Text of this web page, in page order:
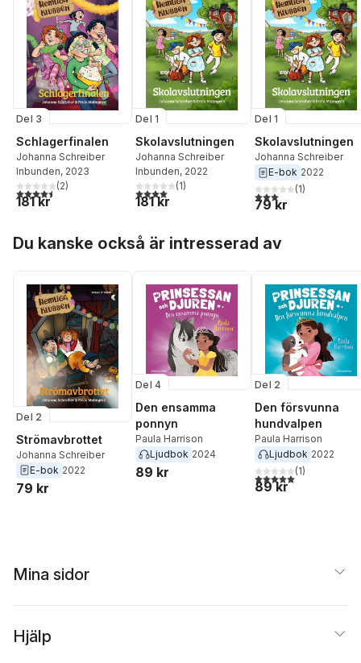
Del 3
Schlagerfinalen
Johanna Schreiber
Inbunden, 2023
4,5utav 5 stjärnor. Totalt antal röster:
(2)
181 kr
Del 1
Skolavslutningen
Johanna Schreiber
Inbunden, 2022
4,0utav 5 stjärnor. Totalt antal röster:
(1)
181 kr
Del 1
Skolavslutningen
Johanna Schreiber
E-bok 2022
3,0utav 5 stjärnor.
(1)
79 kr
Du kanske också är intresserad av
Del 2
Strömavbrottet
Johanna Schreiber
E-bok 2022
79 kr
Del 4
Den ensamma
ponnyn
Paula Harrison
Ljudbok 2024
89 kr
Del 2
Den försvunna
hundvalpen
Paula Harrison
Ljudbok 2022
5,0utav 5 stjärnor.
(1)
89 kr
Mina sidor
Hjälp